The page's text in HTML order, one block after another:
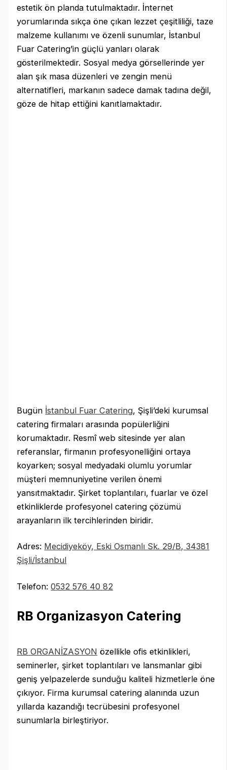
estetik ön planda tutulmaktadır. İnternet
yorumlarında sıkça öne çıkan lezzet çeşitliliği, taze
malzeme kullanımı ve özenli sunumlar, İstanbul
Fuar Catering’in güçlü yanları olarak
gösterilmektedir. Sosyal medya görsellerinde yer
alan şık masa düzenleri ve zengin menü
alternatifleri, markanın sadece damak tadına değil,
göze de hitap ettiğini kanıtlamaktadır.
Bugün İstanbul Fuar Catering, Şişli’deki kurumsal
catering firmaları arasında popülerliğini
korumaktadır. Resmî web sitesinde yer alan
referanslar, firmanın profesyonelliğini ortaya
koyarken; sosyal medyadaki olumlu yorumlar
müşteri memnuniyetine verilen önemi
yansıtmaktadır. Şirket toplantıları, fuarlar ve özel
etkinliklerde profesyonel catering çözümü
arayanların ilk tercihlerinden biridir.
Adres: Mecidiyeköy, Eski Osmanlı Sk. 29/B, 34381
Şişli/İstanbul
Telefon:0532 576 40 82
RB Organizasyon Catering
RB ORGANİZASYON özellikle ofis etkinlikleri,
seminerler, şirket toplantıları ve lansmanlar gibi
geniş yelpazelerde sunduğu kaliteli hizmetlerle öne
çıkıyor. Firma kurumsal catering alanında uzun
yıllarda kazandığı tecrübesini profesyonel
sunumlarla birleştiriyor.